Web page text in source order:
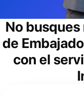
No
de
con el